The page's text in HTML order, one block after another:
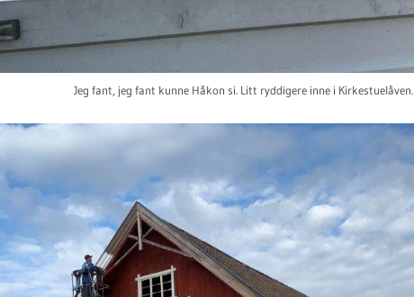
Jeg fant, jeg fant kunne Håkon si. Litt ryddigere inne i Kirkestuelåven.